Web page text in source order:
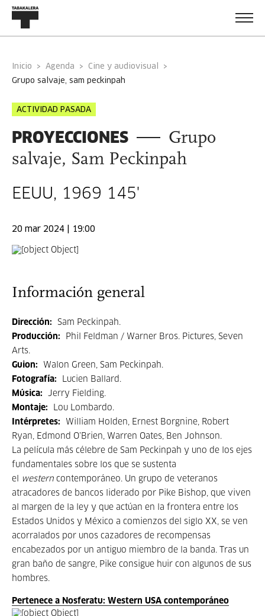
Inicio Agenda
Cine y audiovisual
grupo salvaje, sam peckinpah
ACTIVIDAD PASADA
PROYECCIONES
Grupo
salvaje, Sam Peckinpah
EEUU, 1969 145'
20 mar 2024 | 19:00
Información general
Dirección:
Sam Peckinpah.
Producción:
Phil Feldman / Warner Bros. Pictures, Seven
Arts.
Guion:
Walon Green, Sam Peckinpah.
Fotografía:
Lucien Ballard.
Música:
Jerry Fielding.
Montaje:
Lou Lombardo.
Intérpretes:
William Holden, Ernest Borgnine, Robert
Ryan, Edmond O’Brien, Warren Oates, Ben Johnson.
La película más célebre de Sam Peckinpah y uno de los ejes
fundamentales sobre los que se sustenta
el
western contemporáneo. Un grupo de veteranos
atracadores de bancos liderado por Pike Bishop, que viven
al margen de la ley y que actúan en la frontera entre los
Estados Unidos y México a comienzos del siglo XX, se ven
acorralados por unos cazadores de recompensas
encabezados por un antiguo miembro de la banda. Tras un
gran baño de sangre, Pike consigue huir con algunos de sus
hombres.
Pertenece a Nosferatu: Western USA contemporáneo